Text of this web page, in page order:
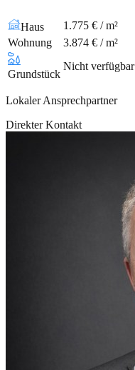
Haus
1.775 € / m²
Wohnung
3.874 € / m²
Grundstück
Nicht verfügbar
Lokaler Ansprechpartner
Direkter Kontakt